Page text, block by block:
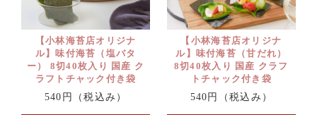
【小林海苔店オリジナ
ル】味付海苔（塩バタ
ー） 8切40枚入り 国産 ク
ラフトチャック付き袋
540円
（税込み）
【小林海苔店オリジナ
ル】味付海苔（甘だれ）
8切40枚入り 国産 クラフ
トチャック付き袋
540円
（税込み）